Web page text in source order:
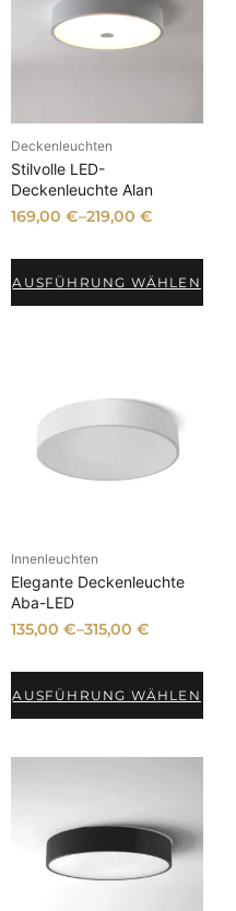
Deckenleuchten
Stilvolle LED-
Deckenleuchte Alan
169,00 €–219,00 €
AUSFÜHRUNG WÄHLEN
Innenleuchten
Elegante Deckenleuchte
Aba-LED
135,00 €–315,00 €
AUSFÜHRUNG WÄHLEN